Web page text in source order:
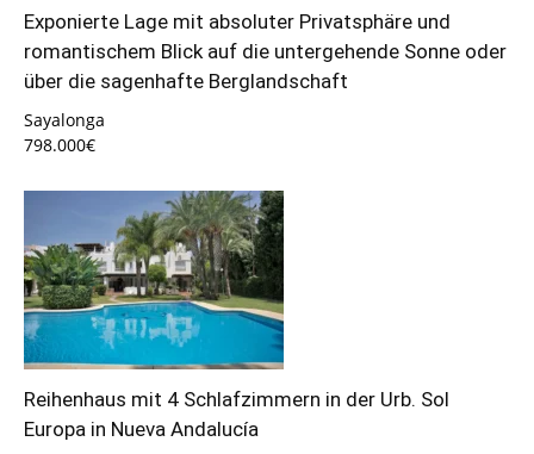
Exponierte Lage mit absoluter Privatsphäre und
romantischem Blick auf die untergehende Sonne oder
über die sagenhafte Berglandschaft
Sayalonga
798.000€
Reihenhaus mit 4 Schlafzimmern in der Urb. Sol
Europa in Nueva Andalucía